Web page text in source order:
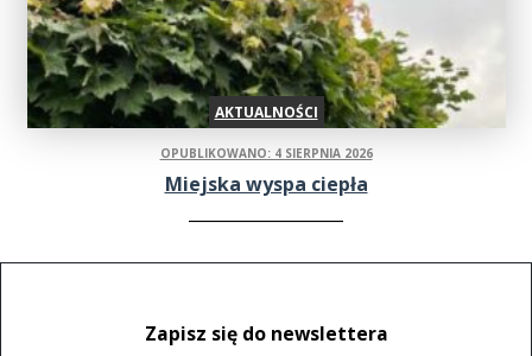
AKTUALNOŚCI
OPUBLIKOWANO: 4 SIERPNIA 2026
Miejska wyspa ciepła
Zapisz się do newslettera